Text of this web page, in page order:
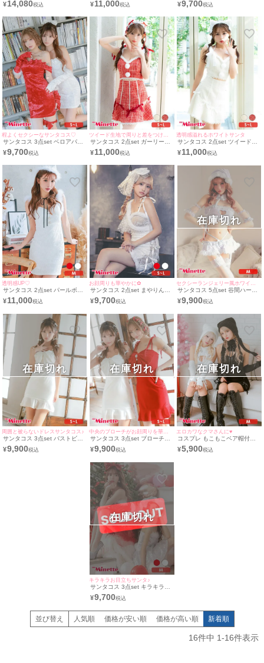
サンタ コスプレ [ワンピース＋
¥14,080
エストカットフレアスカート猫
ス [ワンピース＋ヘッドドレス]
¥11,000
ロアタイトドレス サンタ コス
ボン](S~L)
¥9,700
程よくセクシーなサンタコス♡
サンタコス 3点set ベロアパー
ルキャミバストリボンオフショ
ルペアタイトドレス サンタ コ
¥9,700
サンタコス 2点set ガーリーフ
レアスカートリボンツイードレ
ースウエストカット猫アニマル
ヘッドドレス](S～L)
¥11,000
透明感溢れるホワイトサンタ
サンタコス 2点set ツイードリ
ボンデザインウエストカットガ
ーリーフレアスカート猫アニマ
＋ヘッドドレス](S～L)
¥11,000
透明感UP♡
サンタコス 2点set パールボタ
ン付き総レースハイネックリボ
ンタイト サンタ コスプレ ドレ
¥11,000
お顔周りも華やかに✿
サンタコス 2点set まやりん着
用シアーレースサイドドットチ
ュールワンショルダーツイード
レ ドレス [ワンピース+ヘアリ
ボン](S～L)
¥9,700
サンタコス 5点set 谷間ハート
カットフレアスカートランジェ
リースノーマンベアトップサン
トップ+パンツ+付け袖]
¥9,900
在庫切れ
周囲と被らないドレスサンタコス♪
サンタコス 3点set バストビッ
グリボンブローチ裾フリルキャ
ミガーリードレス サンタ コス
¥9,900
在庫切れ
中央のブローチがお顔周りを華やかに☆
サンタコス 3点set ブローチ付
きバストビッグリボン裾フリル
ペアキャミソールガーリードレ
ス+ヘアクリップ+ブローチ]
(S~L)
¥9,900
在庫切れ
エロカワなクマさんに♥
コスプレ もこもこベア帽付き
アメリカンスリーブタイトニッ
トワンピースプチプラペアアニ
¥5,900
在庫切れ
キラキラお目立ちサンタ♪
サンタコス 3点set キラキラス
パンコールセパレート サンタ
コスプレ [トップス+スカート
¥9,700
在庫切れ
並び替え 人気順 価格が安い順 価格が高い順 新着順
16件中 1-16件表示